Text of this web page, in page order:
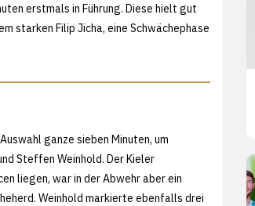
erstmals in Führung. Diese hielt gut
starken Filip Jicha, eine Schwächephase
ganze sieben Minuten, um
Steffen Weinhold. Der Kieler
liegen, war in der Abwehr aber ein
Weinhold markierte ebenfalls drei